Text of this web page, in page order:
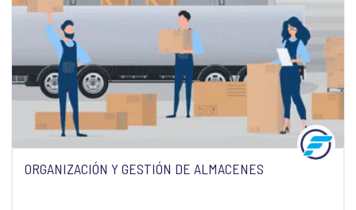
ORGANIZACIÓN Y GESTIÓN DE ALMACENES